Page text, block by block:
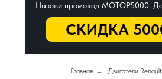
СКИДКА
Назови промокод МОТОР5000.
г.
Главная → Двигатели Renault